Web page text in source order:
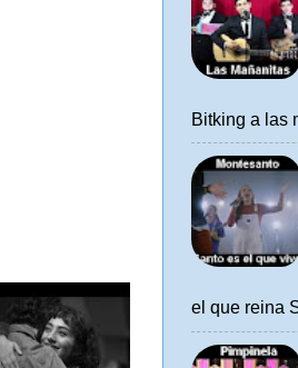
Bitking a las
el que reina